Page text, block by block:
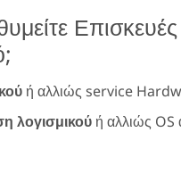
ή αλλιώς service
λογισμικού ή αλλιώς